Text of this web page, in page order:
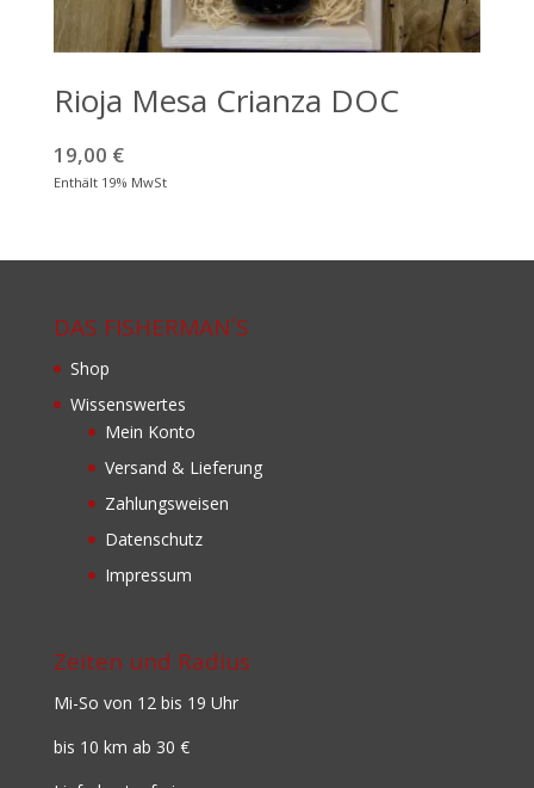
Rioja Mesa Crianza DOC
19,00 €
Enthält 19% MwSt
DAS FISHERMAN´S
Shop
Wissenswertes
Mein Konto
Versand & Lieferung
Zahlungsweisen
Datenschutz
Impressum
Zeiten und Radius
Mi-So von 12 bis 19 Uhr
bis 10 km ab 30 €